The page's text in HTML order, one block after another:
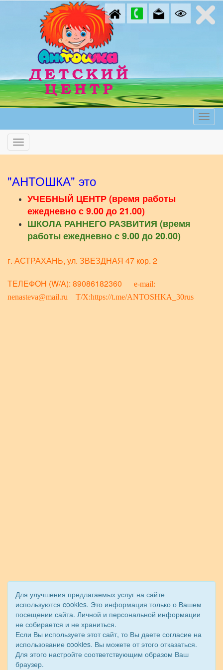
"АНТОШКА" это
УЧЕБНЫЙ ЦЕНТР (время работы
ежедневно с 9.00 до 21.00)
ШКОЛА РАННЕГО РАЗВИТИЯ (время
работы ежедневно с 9.00 до 20.00)
г. АСТРАХАНЬ, ул. ЗВЕЗДНАЯ 47 кор. 2
ТЕЛЕФОН (W/A): 89086182360
e-mail:
nenasteva@mail.ru T/X:https://t.me/ANTOSHKA_30rus
© 2013 - 2026 Школа раннего развития. Все права защищены.
Для улучшения предлагаемых услуг на сайте
используются cookies. Это информация только о Вашем
посещении сайта. Личной и персональной информации
не собирается и не храниться.
Если Вы используете этот сайт, то Вы даете согласие на
использование cookies. Вы можете от этого отказаться.
Для этого настройте соответствующим образом Ваш
браузер.